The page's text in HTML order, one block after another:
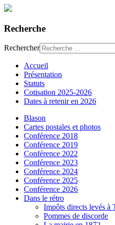
Recherche
Rechercher
Accueil
Présentation
Statuts
Cotisation 2025-2026
Dates à retenir en 2026
Blason
Cartes postales et photos
Conférence 2018
Conférence 2019
Conférence 2022
Conférence 2023
Conférence 2024
Conférence 2025
Conférence 2026
Dans le rétro
Impôts directs levés
Pommes de discorde